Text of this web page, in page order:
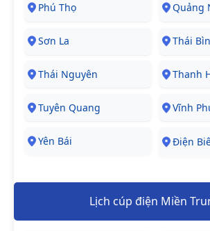
Phú Thọ Quảng
Sơn La Thái
Thái Nguyên Thanh
Tuyên Quang Vĩnh
Yên Bái Điện
Lịch cúp điện Miền